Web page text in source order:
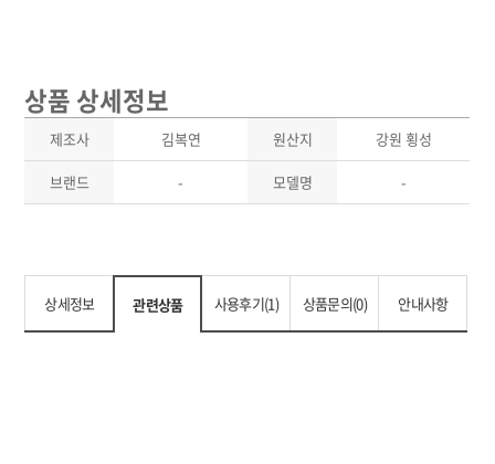
상품 상세정보
제조사 김복연 원산지 강원 횡성
브랜드 - 모델명 -
상세정보 관련상품 사용후기(1) 상품문의(0) 안내사항